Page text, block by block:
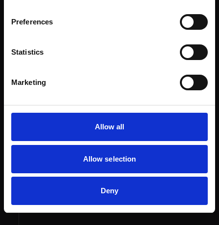
Preferences
Statistics
Marketing
Allow all
Allow selection
Deny
AMEX Gold für Einsteiger oder die Platinum
für Vielreisende. In wenigen Minuten online
02
Meilen sammeln im Alltag
Ausgaben – Supermarkt, Tanken, Online-
Shopping. Jeder Euro zählt. Mit der AMEX
Gold sammelst du 2x Punkte im Supermarkt.